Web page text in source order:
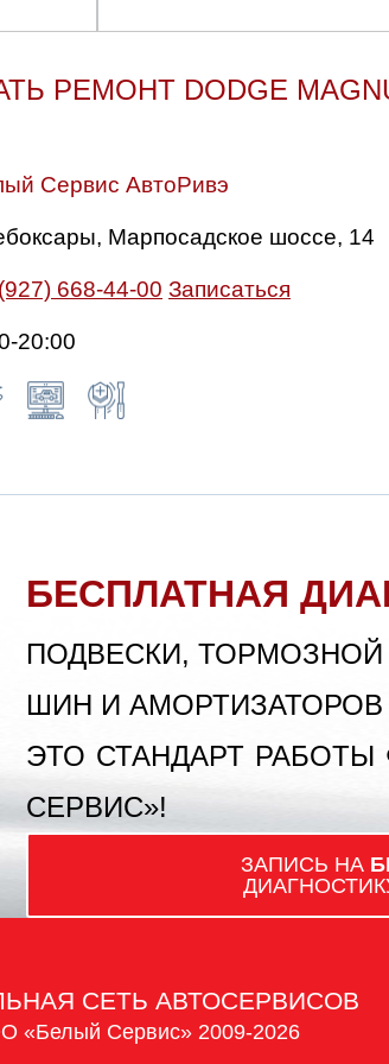
РЕМОНТ DODGE
Сервис АвтоРивэ
Марпосадское шоссе, 14
668-44-00 Записаться
20:00
БЕСПЛАТНАЯ
ПОДВЕСКИ,
ШИН И АМОРТИЗАТОРОВ
ЭТО СТАНДАРТ
СЕРВИС»!
ЗАПИСЬ НА
СЕТЬ АВТОСЕРВИСОВ
«Белый Сервис» 2009-2026